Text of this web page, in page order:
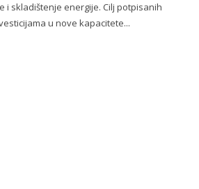
i skladištenje energije. Cilj potpisanih
u nove kapacitete...